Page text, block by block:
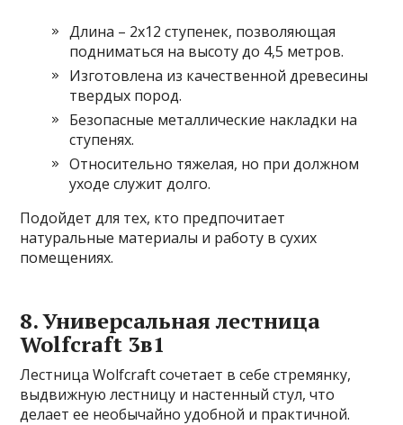
Длина – 2х12 ступенек, позволяющая
подниматься на высоту до 4,5 метров.
Изготовлена из качественной древесины
твердых пород.
Безопасные металлические накладки на
ступенях.
Относительно тяжелая, но при должном
уходе служит долго.
Подойдет для тех, кто предпочитает
натуральные материалы и работу в сухих
помещениях.
8. Универсальная лестница
Wolfcraft 3в1
Лестница Wolfcraft сочетает в себе стремянку,
выдвижную лестницу и настенный стул, что
делает ее необычайно удобной и практичной.